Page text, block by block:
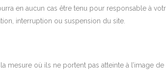
en aucun cas être tenu pour responsable à
interruption ou suspension du site.
mesure où ils ne portent pas atteinte à l’image de